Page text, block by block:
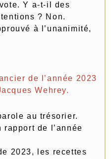
Y a-t-il des
? Non.
à l’unanimité,
de l’année 2023
Wehrey.
au trésorier.
de l’année
2023, les recettes